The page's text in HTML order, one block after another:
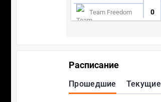
Team Freedom 0
Расписание
Прошедшие Текущие